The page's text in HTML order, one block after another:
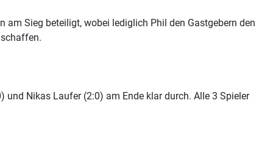
am Sieg beteiligt, wobei lediglich Phil den Gastgebern den
Nikas Laufer (2:0) am Ende klar durch. Alle 3 Spieler